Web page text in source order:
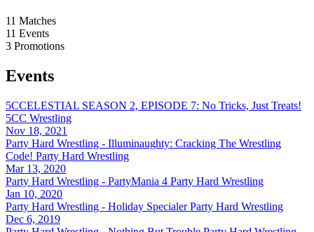
11 Matches
11 Events
3 Promotions
Events
5CCELESTIAL SEASON 2, EPISODE 7: No Tricks, Just Treats!
5CC Wrestling
Nov 18, 2021
Party Hard Wrestling - Illuminaughty: Cracking The Wrestling
Code! Party Hard Wrestling
Mar 13, 2020
Party Hard Wrestling - PartyMania 4 Party Hard Wrestling
Jan 10, 2020
Party Hard Wrestling - Holiday Specialer Party Hard Wrestling
Dec 6, 2019